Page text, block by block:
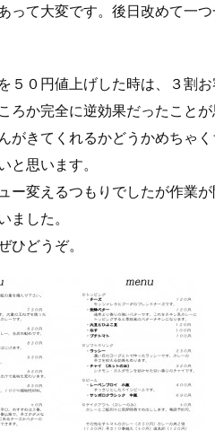
って大変です。後日改めて一
５０円値上げした時は、３割
ろか完全に逆効果だったことが
がきてくれるかどうかめちゃ
と思います。
ー変えるつもりでしたが作業
ました。
ひどうぞ。